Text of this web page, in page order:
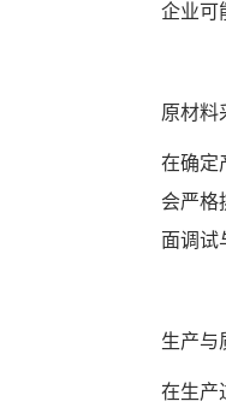
企业可
原材料
在确定
会严格
面调试
生产与
在生产